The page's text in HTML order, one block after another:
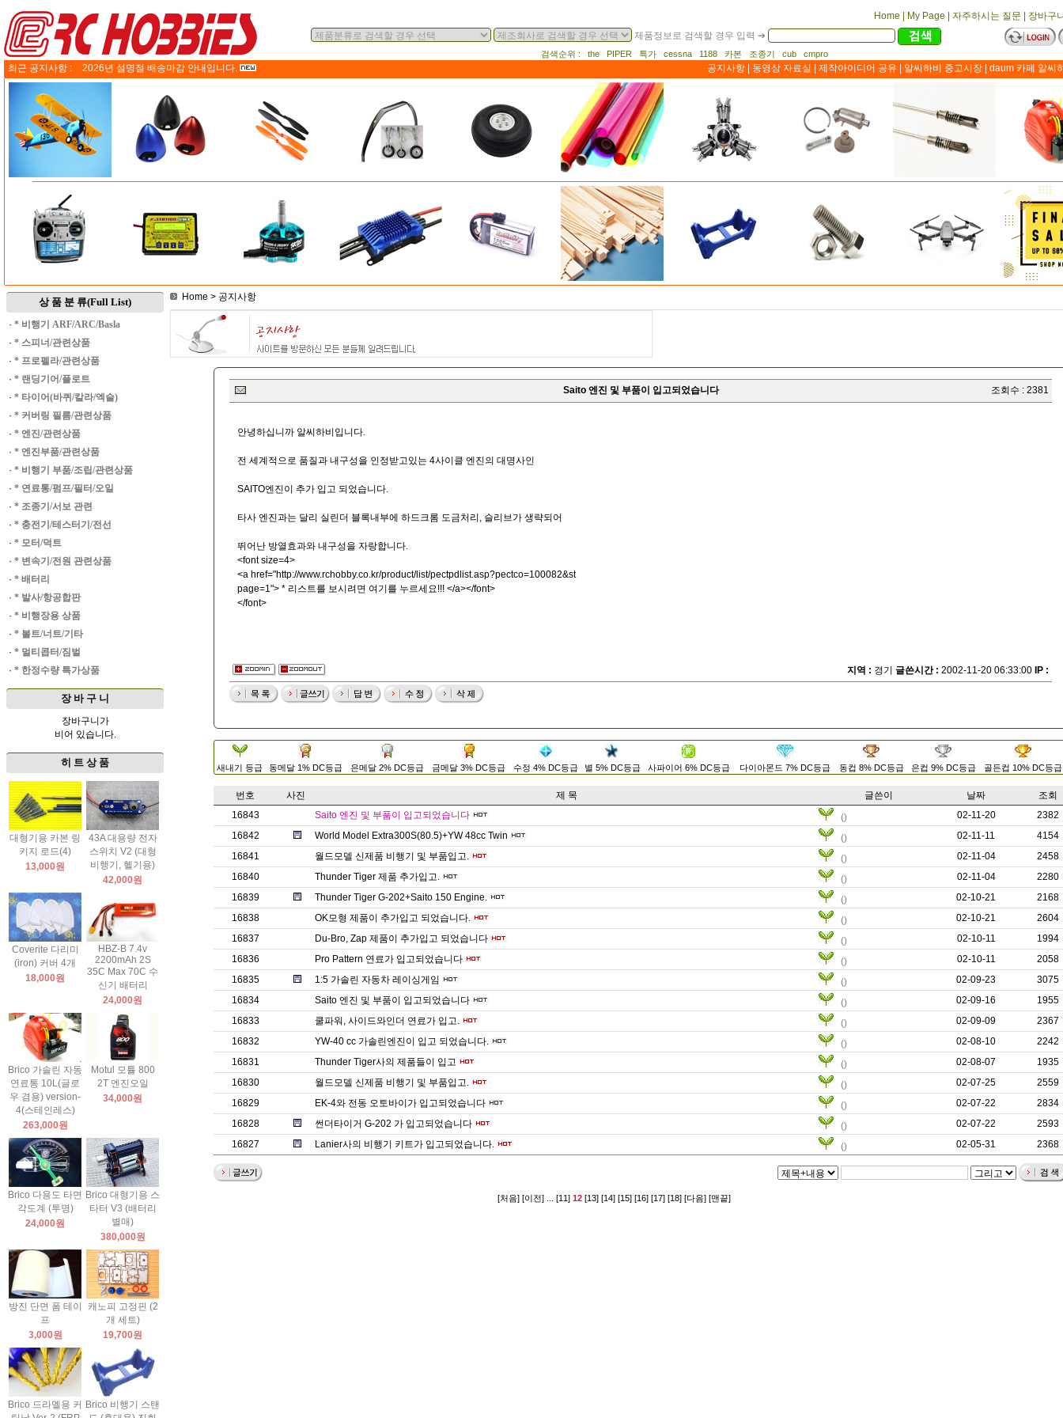
Home My Page 자주하시는 질문
장바구
제품정보로 검색할 경우 입력 ➔
검색순위 : the PIPER 특가 cessna 1188 카본 조종기 cub cmpro
최근 공지사항 : 2026년 설명절 배송마감 안내입니다. 공지사항 동영상 자료실 제작아이디어 공유 알씨하비 중고시장 daum 카페 알씨
상 품 분 류(Full List)
· * 비행기 ARF/ARC/Basla
· * 스피너/관련상품
· * 프로펠라/관련상품
· * 랜딩기어/플로트
· * 타이어(바퀴/칼라/엑슬)
· * 커버링 필름/관련상품
· * 엔진/관련상품
· * 엔진부품/관련상품
· * 비행기 부품/조립/관련상품
· * 연료통/펌프/필터/오일
· * 조종기/서보 관련
· * 충전기/테스터기/전선
· * 모터/덕트
· * 변속기/전원 관련상품
· * 배터리
· * 발사/항공합판
· * 비행장용 상품
· * 볼트/너트/기타
· * 멀티콥터/짐벌
· * 한정수량 특가상품
장 바 구 니
장바구니가
비어 있습니다.
히 트 상 품
대형기용 카본 링
키지 로드(4)
13,000원
43A 대용량 전자
스위치 V2 (대형
비행기, 헬기용)
42,000원
Coverite 다리미
(iron) 커버 4개
18,000원
HBZ-B 7.4v
2200mAh 2S
35C Max 70C 수
신기 배터리
24,000원
Brico 가솔린 자동
연료통 10L(글로
우 겸용) version-
4(스테인레스)
263,000원
Motul 모튤 800
2T 엔진오일
34,000원
Brico 다용도 타면
각도계 (투명)
24,000원
Brico 대형기용 스
타터 V3 (배터리
별매)
380,000원
방진 단면 폼 테이
프
3,000원
캐노피 고정핀 (2
개 세트)
19,700원
Brico 드라멜용 커
Brico 비행기 스탠
Home > 공지사항
Saito 엔진 및 부품이 입고되었습니다 조회수 : 2381
안녕하십니까 알씨하비입니다.
전 세계적으로 품질과 내구성을 인정받고있는 4사이클 엔진의 대명사인
SAITO엔진이 추가 입고 되었습니다.
타사 엔진과는 달리 실린더 블록내부에 하드크롬 도금처리, 슬리브가 생략되어
뛰어난 방열효과와 내구성을 자랑합니다.
<font size=4>
<a href="http://www.rchobby.co.kr/product/list/pectpdlist.asp?pectco=100082&st
page=1"> * 리스트를 보시려면 여기를 누르세요!!! </a></font>
</font>
지역 : 경기 글쓴시간 : 2002-11-20 06:33:00 IP :
새내기 등급 동메달 1% DC등급 은메달 2% DC등급 금메달 3% DC등급 수정 4% DC등급 별 5% DC등급 사파이어 6% DC등급 다이아몬드 7% DC등급 동컵 8% DC등급 은컵 9% DC등급 골든컵 10% DC등급
번호 사진 제 목 글쓴이 날짜
조회
16843
Saito 엔진 및 부품이 입고되었습니다 () 02-11-20
2382
16842
World Model Extra300S(80.5)+YW 48cc Twin () 02-11-11
4154
16841
월드모델 신제품 비행기 및 부품입고. () 02-11-04
2458
16840
Thunder Tiger 제품 추가입고. () 02-11-04
2280
16839
Thunder Tiger G-202+Saito 150 Engine. () 02-10-21
2168
16838
OK모형 제품이 추가입고 되었습니다. () 02-10-21
2604
16837
Du-Bro, Zap 제품이 추가입고 되었습니다 () 02-10-11
1994
16836
Pro Pattern 연료가 입고되었습니다 () 02-10-11
2058
16835
1:5 가솔린 자동차 레이싱게임 () 02-09-23
3075
16834
Saito 엔진 및 부품이 입고되었습니다 () 02-09-16
1955
16833
쿨파워, 사이드와인더 연료가 입고. () 02-09-09
2367
16832
YW-40 cc 가솔린엔진이 입고 되었습니다. () 02-08-10
2242
16831
Thunder Tiger사의 제품들이 입고 () 02-08-07
1935
16830
월드모델 신제품 비행기 및 부품입고. () 02-07-25
2559
16829
EK-4와 전동 오토바이가 입고되었습니다 () 02-07-22
2834
16828
썬더타이거 G-202 가 입고되었습니다 () 02-07-22
2593
16827
Lanier사의 비행기 키트가 입고되었습니다. () 02-05-31 2368
[처음] [이전] [11] 12 [13] [14] [15] [16] [17] [18] [다음] [맨끝]